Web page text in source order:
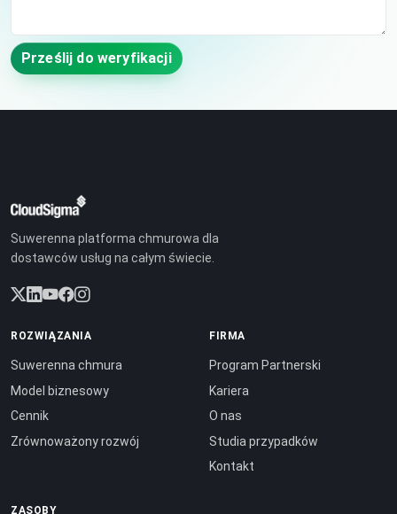
Prześlij do weryfikacji
Suwerenna platforma chmurowa dla
dostawców usług na całym świecie.
ROZWIĄZANIA
Suwerenna chmura
Model biznesowy
Cennik
Zrównoważony rozwój
FIRMA
Program Partnerski
Kariera
O nas
Studia przypadków
Kontakt
ZASOBY